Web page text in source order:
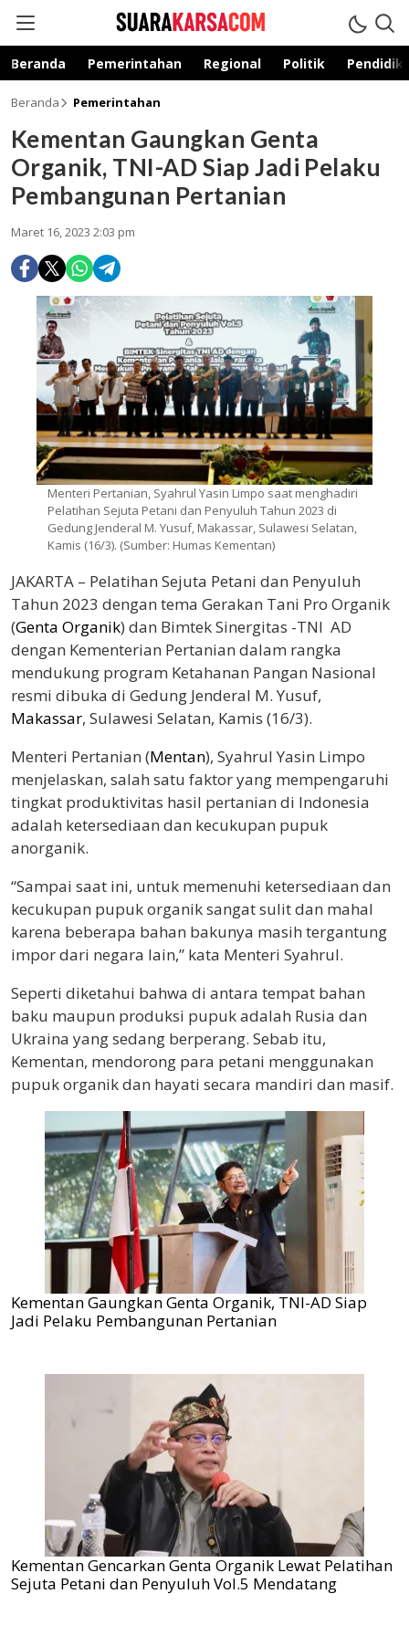
suarakarsa.com
Informasi terpercaya
Beranda Pemerintahan Regional Politik
Beranda Pemerintahan
Kementan Gaungkan Genta
Organik, TNI-AD Siap Jadi Pelaku
Pembangunan Pertanian
Maret 16, 2023 2:03 pm
Menteri Pertanian, Syahrul Yasin Limpo saat menghadiri
Pelatihan Sejuta Petani dan Penyuluh Tahun 2023 di
Gedung Jenderal M. Yusuf, Makassar, Sulawesi Selatan,
Kamis (16/3). (Sumber: Humas Kementan)
JAKARTA – Pelatihan Sejuta Petani dan Penyuluh
Tahun 2023 dengan tema Gerakan Tani Pro Organik
(Genta Organik) dan Bimtek Sinergitas -TNI AD
dengan Kementerian Pertanian dalam rangka
mendukung program Ketahanan Pangan Nasional
resmi dibuka di Gedung Jenderal M. Yusuf,
Makassar, Sulawesi Selatan, Kamis (16/3).
Menteri Pertanian (Mentan), Syahrul Yasin Limpo
menjelaskan, salah satu faktor yang mempengaruhi
tingkat produktivitas hasil pertanian di Indonesia
adalah ketersediaan dan kecukupan pupuk
anorganik.
“Sampai saat ini, untuk memenuhi ketersediaan dan
kecukupan pupuk organik sangat sulit dan mahal
karena beberapa bahan bakunya masih tergantung
impor dari negara lain,” kata Menteri Syahrul.
Seperti diketahui bahwa di antara tempat bahan
baku maupun produksi pupuk adalah Rusia dan
Ukraina yang sedang berperang. Sebab itu,
Kementan, mendorong para petani menggunakan
pupuk organik dan hayati secara mandiri dan masif.
Kementan Gaungkan Genta Organik, TNI-AD Siap
Jadi Pelaku Pembangunan Pertanian
Kementan Gencarkan Genta Organik Lewat Pelatihan
Sejuta Petani dan Penyuluh Vol.5 Mendatang